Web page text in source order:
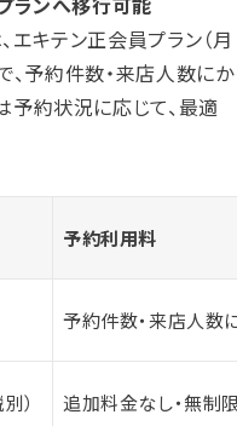
キテン正会員プラン（月
、予約件数・来店人数にか
予約状況に応じて、最適
予約利用料
予約件数・来店人数
） 追加料金なし・無制